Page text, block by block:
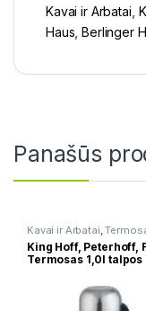
Kavai ir Arbatai
Haus ,Berlinger
Panašūs
Kavai ir Arbatai,
gertuvės
King Hoff, Peterhoff,
Termosas 1,0l talpos